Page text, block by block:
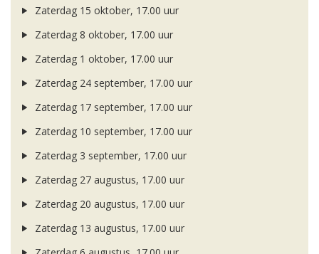
Zaterdag 15 oktober, 17.00 uur
Zaterdag 8 oktober, 17.00 uur
Zaterdag 1 oktober, 17.00 uur
Zaterdag 24 september, 17.00 uur
Zaterdag 17 september, 17.00 uur
Zaterdag 10 september, 17.00 uur
Zaterdag 3 september, 17.00 uur
Zaterdag 27 augustus, 17.00 uur
Zaterdag 20 augustus, 17.00 uur
Zaterdag 13 augustus, 17.00 uur